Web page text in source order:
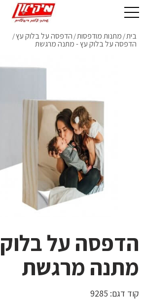
בית/ מתנות מודפסות/ הדפסה על בלוק עץ/
הדפסה על בלוק עץ - מתנה מרגשת
הדפסה על
מתנה מרגשת
קוד דגם: 9285